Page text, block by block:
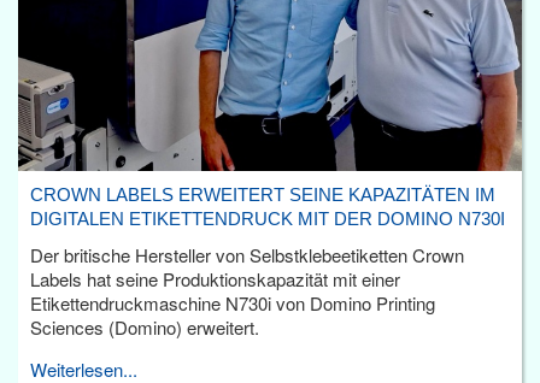
CROWN LABELS ERWEITERT SEINE KAPAZITÄTEN IM
DIGITALEN ETIKETTENDRUCK MIT DER DOMINO N730I
Der britische Hersteller von Selbstklebeetiketten Crown
Labels hat seine Produktionskapazität mit einer
Etikettendruckmaschine N730i von Domino Printing
Sciences (Domino) erweitert.
Weiterlesen...